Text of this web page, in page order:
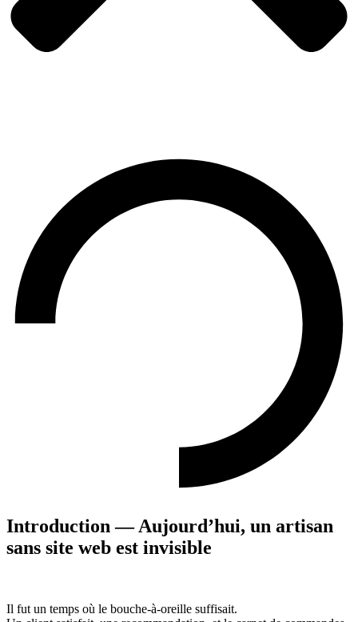
Introduction — Aujourd’hui, un artisan
sans site web est invisible
Il fut un temps où le bouche-à-oreille suffisait.